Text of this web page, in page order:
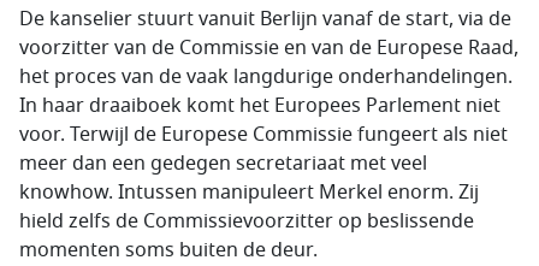
De kanselier stuurt vanuit Berlijn vanaf de start, via de
voorzitter van de Commissie en van de Europese Raad,
het proces van de vaak langdurige onderhandelingen.
In haar draaiboek komt het Europees Parlement niet
voor. Terwijl de Europese Commissie fungeert als niet
meer dan een gedegen secretariaat met veel
knowhow. Intussen manipuleert Merkel enorm. Zij
hield zelfs de Commissievoorzitter op beslissende
momenten soms buiten de deur.